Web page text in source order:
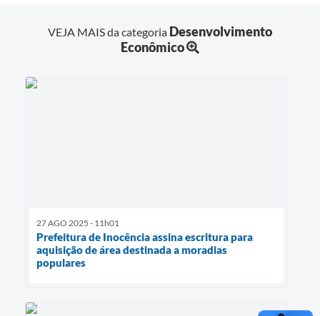
VEJA MAIS da categoria Desenvolvimento
Econômico
27 AGO 2025 - 11h01
Prefeitura de Inocência assina escritura para
aquisição de área destinada a moradias
populares